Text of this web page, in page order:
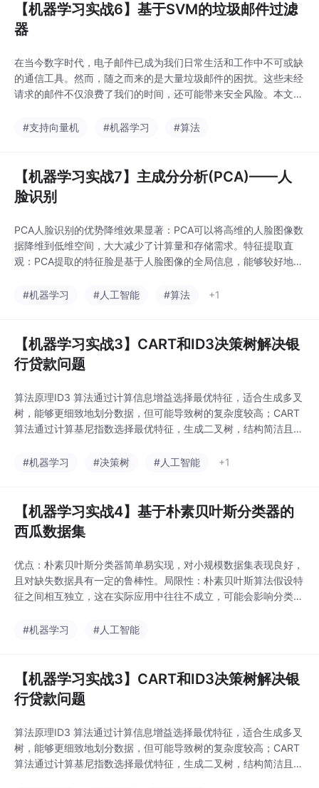
【机器学习实战6】基于SVM的垃圾邮件过滤
器
在当今数字时代，电子邮件已成为我们日常生活和工作中不可或缺
的通信工具。然而，随之而来的是大量垃圾邮件的困扰。这些未经
请求的邮件不仅浪费了我们的时间，还可能带来安全风险。本文将
滤器，帮助我们从海量邮件中精准识别并过滤掉垃圾邮件。
#支持向量机 #机器学习 #算法
【机器学习实战7】主成分分析(PCA)——人
脸识别
PCA人脸识别的优势降维效果显著：PCA可以将高维的人脸图像数
据降维到低维空间，大大减少了计算量和存储需求。特征提取直
观：PCA提取的特征脸是基于人脸图像的全局信息，能够较好地反
算过程较为直观，易于理解和实现。
#机器学习 #人工智能 #算法 +1
【机器学习实战3】CART和ID3决策树解决银
行贷款问题
算法原理ID3 算法通过计算信息增益选择最优特征，适合生成多叉
树，能够更细致地划分数据，但可能导致树的复杂度较高；CART
算法通过计算基尼指数选择最优特征，生成二叉树，结构简洁且易
ID3 算法适合特征值较多、需要更细致划分数据的场景，而 CART
#机器学习 #决策树 #人工智能 +1
【机器学习实战4】基于朴素贝叶斯分类器的
西瓜数据集
优点：朴素贝叶斯分类器简单易实现，对小规模数据集表现良好，
且对缺失数据具有一定的鲁棒性。局限性：朴素贝叶斯算法假设特
征之间相互独立，这在实际应用中往往不成立，可能会影响分类效
行对比，或者对特征独立性的假设进行放松，使用半朴素贝叶斯等
#机器学习 #人工智能
【机器学习实战3】CART和ID3决策树解决银
行贷款问题
算法原理ID3 算法通过计算信息增益选择最优特征，适合生成多叉
树，能够更细致地划分数据，但可能导致树的复杂度较高；CART
算法通过计算基尼指数选择最优特征，生成二叉树，结构简洁且易